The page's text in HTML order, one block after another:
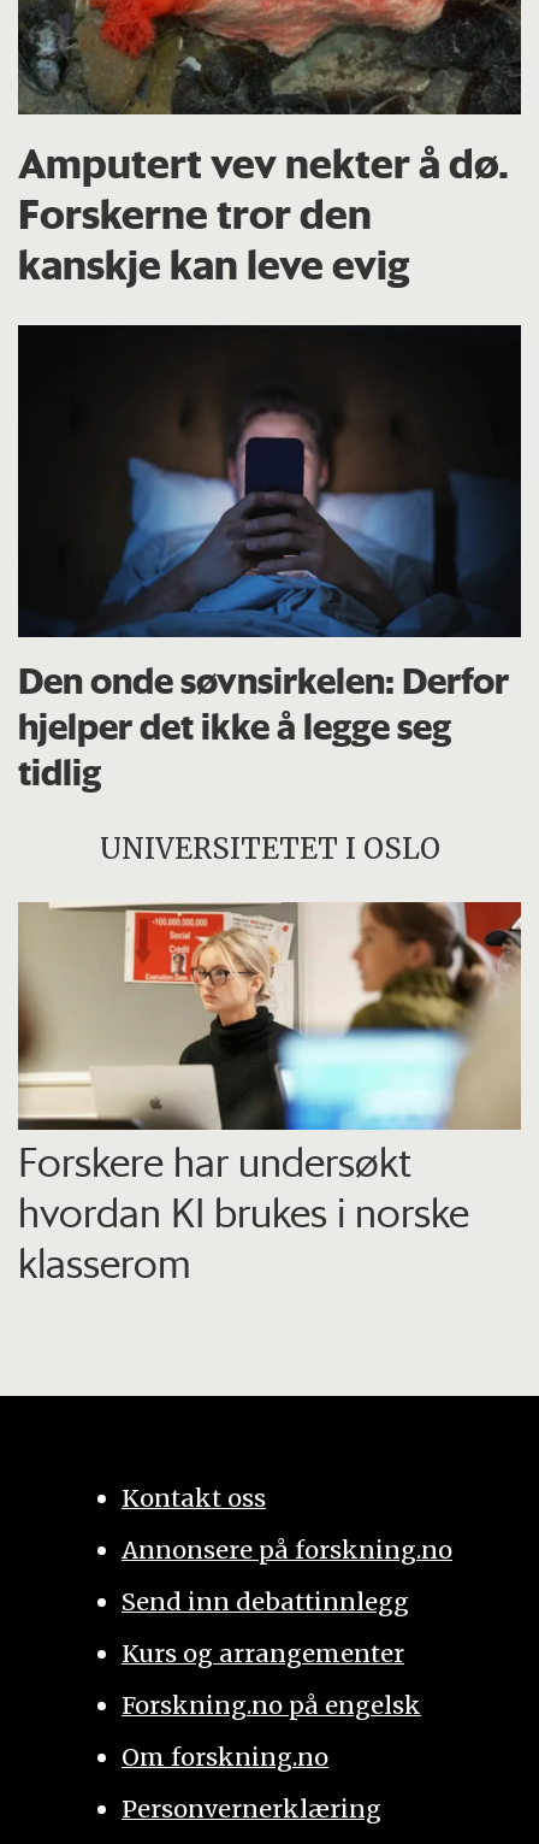
Amputert vev nekter å dø.
Forskerne tror den
kanskje kan leve evig
Den onde søvnsirkelen: Derfor
hjelper det ikke å legge seg
tidlig
UNIVERSITETET I OSLO
Forskere har undersøkt
hvordan KI brukes i norske
klasserom
Kontakt oss
Annonsere på forskning.no
Send inn debattinnlegg
Kurs og arrangementer
Forskning.no på engelsk
Om forskning.no
Personvernerklæring